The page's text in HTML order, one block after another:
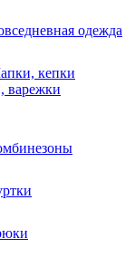
одежда
кепки
варежки